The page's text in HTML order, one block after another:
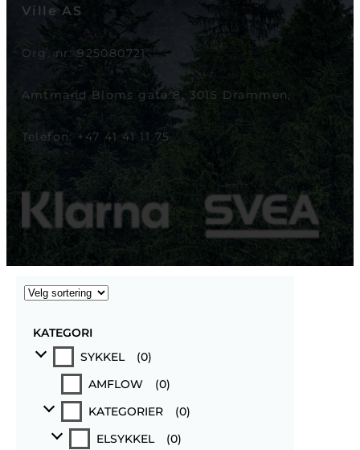
Ville AS
Org. nr: 925080721
Amtmand Bloms gate 8, 3015 Drammen,
Telefon: +47 41 41 11 75
KATEGORI
SYKKEL
(0)
AMFLOW
(0)
KATEGORIER
(0)
ELSYKKEL
(0)